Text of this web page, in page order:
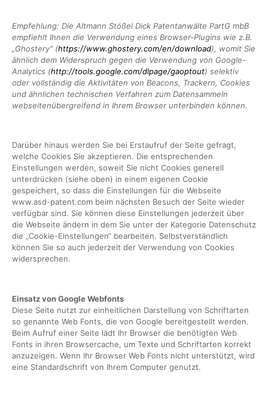
Empfehlung: Die Altmann Stößel Dick Patentanwälte PartG mbB
empfiehlt Ihnen die Verwendung eines Browser-Plugins wie z.B.
„Ghostery“ (https://www.ghostery.com/en/download), womit Sie
ähnlich dem Widerspruch gegen die Verwendung von Google-
Analytics (http://tools.google.com/dlpage/gaoptout) selektiv
oder vollständig die Aktivitäten von Beacons, Trackern, Cookies
und ähnlichen technischen Verfahren zum Datensammeln
webseitenübergreifend in Ihrem Browser unterbinden können.
Darüber hinaus werden Sie bei Erstaufruf der Seite gefragt,
welche Cookies Sie akzeptieren. Die entsprechenden
Einstellungen werden, soweit Sie nicht Cookies generell
unterdrücken (siehe oben) in einem eigenen Cookie
gespeichert, so dass die Einstellungen für die Webseite
www.asd-patent.com beim nächsten Besuch der Seite wieder
verfügbar sind. Sie können diese Einstellungen jederzeit über
die Webseite ändern in dem Sie unter der Kategorie Datenschutz
die „Cookie-Einstellungen“ bearbeiten. Selbstverständlich
können Sie so auch jederzeit der Verwendung von Cookies
widersprechen.
Einsatz von Google Webfonts
Diese Seite nutzt zur einheitlichen Darstellung von Schriftarten
so genannte Web Fonts, die von Google bereitgestellt werden.
Beim Aufruf einer Seite lädt Ihr Browser die benötigten Web
Fonts in ihren Browsercache, um Texte und Schriftarten korrekt
anzuzeigen. Wenn Ihr Browser Web Fonts nicht unterstützt, wird
eine Standardschrift von Ihrem Computer genutzt.